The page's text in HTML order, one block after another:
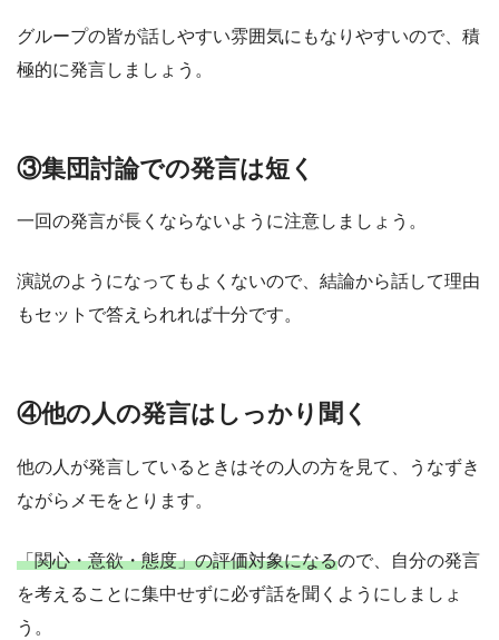
グループの皆が話しやすい雰囲気にもなりやすいので、積
極的に発言しましょう。
③集団討論での発言は短く
一回の発言が長くならないように注意しましょう。
演説のようになってもよくないので、結論から話して理由
もセットで答えられれば十分です。
④他の人の発言はしっかり聞く
他の人が発言しているときはその人の方を見て、うなずき
ながらメモをとります。
「関心・意欲・態度」の評価対象になるので、自分の発言
を考えることに集中せずに必ず話を聞くようにしましょ
う。